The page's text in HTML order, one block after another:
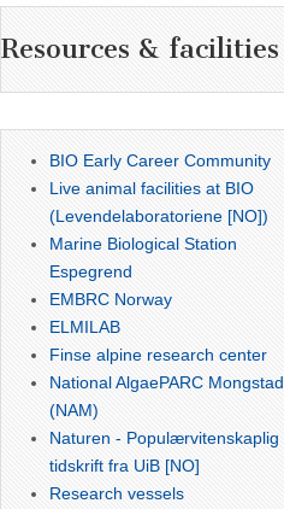
Resources & facilities
BIO Early Career Community
Live animal facilities at BIO
(Levendelaboratoriene [NO])
Marine Biological Station
Espegrend
EMBRC Norway
ELMILAB
Finse alpine research center
National AlgaePARC Mongstad
(NAM)
Naturen - Populærvitenskaplig
tidskrift fra UiB [NO]
Research vessels